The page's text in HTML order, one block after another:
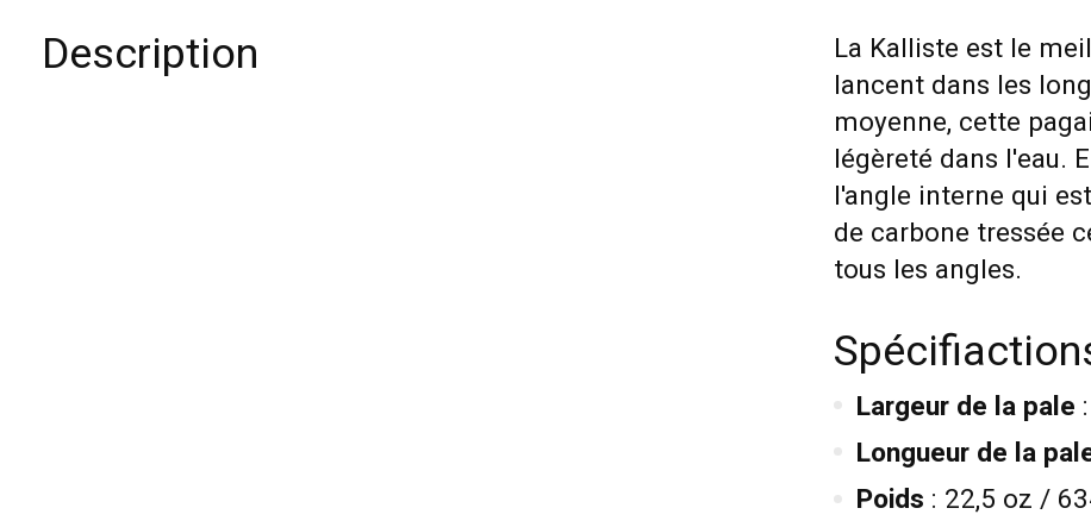
Description
La Kalliste est le
lancent dans les
moyenne, cette
légèreté dans l'eau.
l'angle interne qui
de carbone tressée
tous les angles.
Largeur de la pale
Longueur de la
Poids : 22,5 oz /